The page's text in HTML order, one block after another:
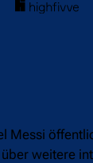
Messi
weitere